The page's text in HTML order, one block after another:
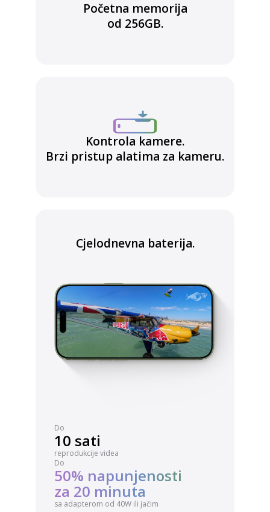
Početna memorija
od 256GB.
Kontrola kamere.
Brzi pristup alatima za kameru.
Cjelodnevna baterija.
Do
10 sati
reprodukcije videa
Do
50% napunjenosti
za 20 minuta
sa adapterom od 40W ili jačim